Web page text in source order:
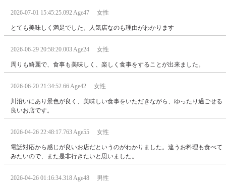
2026-07-01 15:45:25.092 Age47 女性
とても美味しく満足でした。人気店なのも理由がわかります
2026-06-29 20:58:20.003 Age24 女性
周りも綺麗で、食事も美味しく、楽しく食事をすることが出来ました。
2026-06-20 21:34:52.66 Age42 女性
川沿いにあり景色が良く、美味しい食事をいただきながら、ゆったり過ごせる
良いお店です。
2026-04-26 22:48:17.763 Age55 女性
電話対応から感じが良いお店だというのがわかりました。違うお料理も食べて
みたいので、また是非行きたいと思いました。
2026-04-26 01:16:34.318 Age48 男性